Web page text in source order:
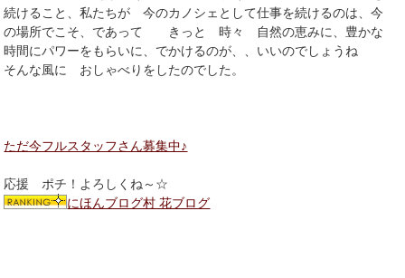
続けること、私たちが 今のカノシェとして仕事を続けるのは、今
の場所でこそ、であって きっと 時々 自然の恵みに、豊かな
時間にパワーをもらいに、でかけるのが、、いいのでしょうね
そんな風に おしゃべりをしたのでした。
ただ今フルスタッフさん募集中♪
応援 ポチ！よろしくね～☆
にほんブログ村 花ブログ